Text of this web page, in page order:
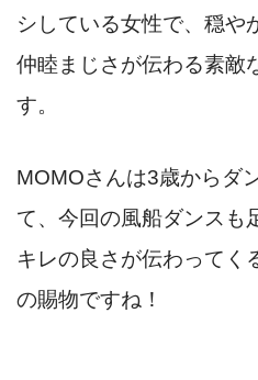
シしている女性で、穏や
仲睦まじさが伝わる素敵
す。
MOMOさんは3歳からダ
て、今回の風船ダンスも
キレの良さが伝わってく
の賜物ですね！